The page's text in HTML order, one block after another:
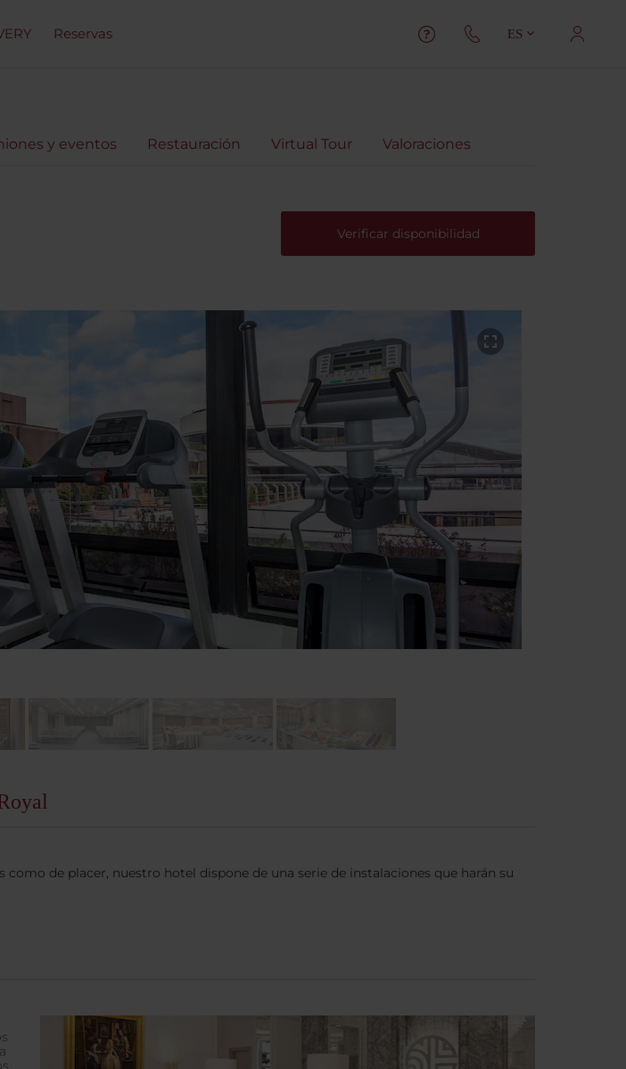
Reservas ES
y eventos Restauración Virtual Tour Valoraciones
Verificar disponibilidad
de placer, nuestro hotel dispone de una serie de instalaciones que harán su